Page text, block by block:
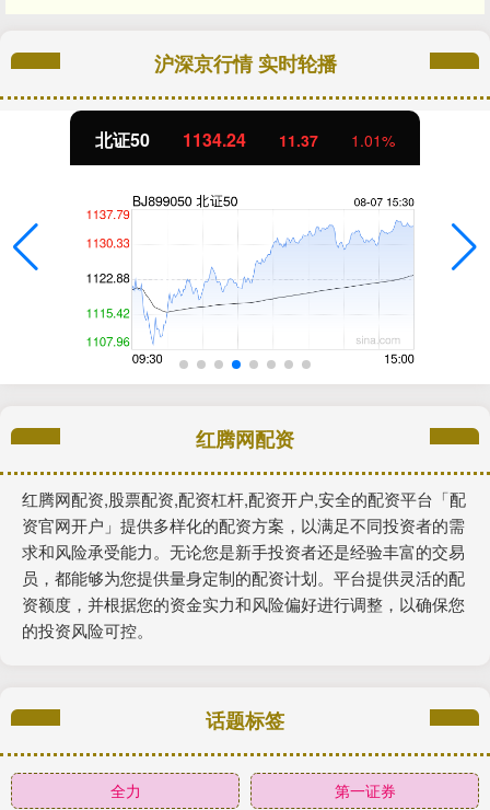
沪深京行情 实时轮播
北证50 1134.24 11.37 1.01%
红腾网配资
红腾网配资,股票配资,配资杠杆,配资开户,安全的配资平台「配
资官网开户」提供多样化的配资方案，以满足不同投资者的需
求和风险承受能力。无论您是新手投资者还是经验丰富的交易
员，都能够为您提供量身定制的配资计划。平台提供灵活的配
资额度，并根据您的资金实力和风险偏好进行调整，以确保您
的投资风险可控。
话题标签
全力 第一证券